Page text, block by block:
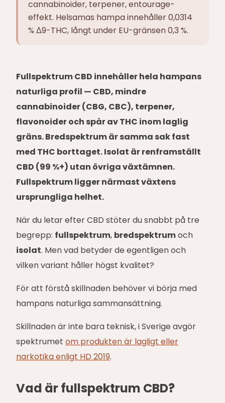
cannabinoider, terpener, entourage-
effekt. Helsamas hampa innehåller 0,0314
% Δ9-THC, långt under EU-gränsen 0,3 %.
Fullspektrum CBD innehåller hela hampans
naturliga profil — CBD, mindre
cannabinoider (CBG, CBC), terpener,
flavonoider och spår av THC inom laglig
gräns. Bredspektrum är samma sak fast
med THC borttaget. Isolat är renframställt
CBD (99 %+) utan övriga växtämnen.
Fullspektrum ligger närmast växtens
ursprungliga helhet.
När du letar efter CBD stöter du snabbt på tre
begrepp: fullspektrum, bredspektrumoch
isolat. Men vad betyder de egentligen och
vilken variant håller högst kvalitet?
För att förstå skillnaden behöver vi börja med
hampans naturliga sammansättning.
Skillnaden är inte bara teknisk, i Sverige avgör
spektrumet om produkten är lagligt eller
narkotika enligt HD 2019.
Vad är fullspektrum CBD?